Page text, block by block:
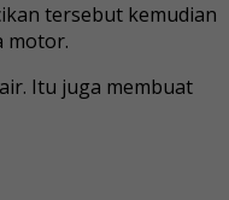
tersebut kemudian
motor.
Itu juga membuat